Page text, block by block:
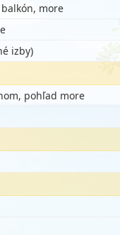
more
izby)
pohľad more